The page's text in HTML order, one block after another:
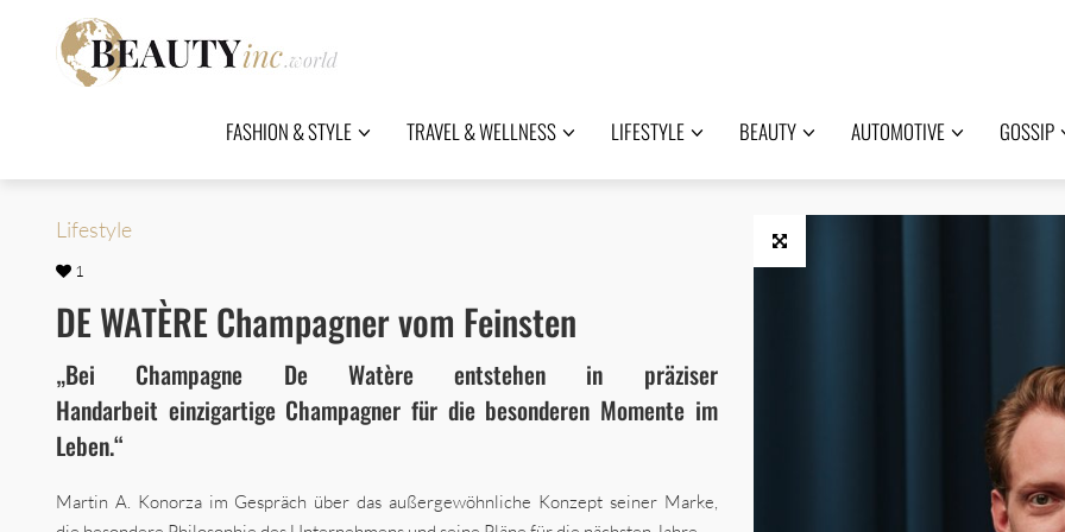
FASHION & STYLE TRAVEL & WELLNESS LIFESTYLE BEAUTY AUTOMOTIVE GOSSIP
Lifestyle
1
DE WATÈRE Champagner vom Feinsten
„Bei Champagne De Watère entstehen in präziser
Handarbeit einzigartige Champagner für die besonderen Momente im
Leben.“
Martin A. Konorza im Gespräch über das außergewöhnliche Konzept seiner Marke,